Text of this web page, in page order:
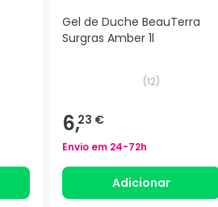
Gel de Duche BeauTerra
Surgras Amber 1l
(12)
6,23 €
Envio em 24-72h
Adicionar